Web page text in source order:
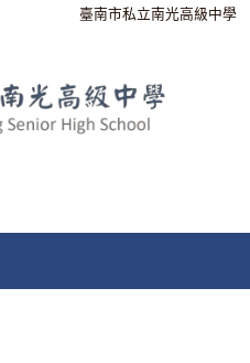
臺南市私立南光高級中學